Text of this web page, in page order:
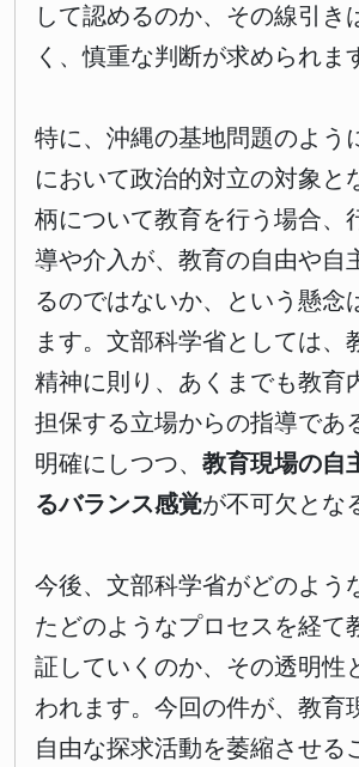
して認めるのか、その線引き
く、慎重な判断が求められま
特に、沖縄の基地問題のよう
において政治的対立の対象と
柄について教育を行う場合、
導や介入が、教育の自由や自
るのではないか、という懸念
ます。文部科学省としては、
精神に則り、あくまでも教育
担保する立場からの指導であ
明確にしつつ、 教育現場の自
るバランス感覚が不可欠とな
今後、文部科学省がどのよう
たどのようなプロセスを経て
証していくのか、その透明性
われます。今回の件が、教育
自由な探求活動を萎縮させる